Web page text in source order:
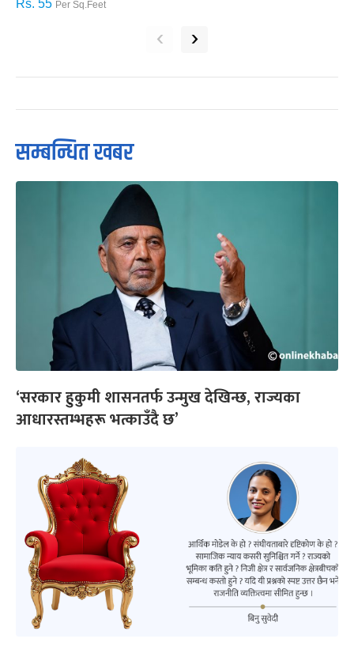
Rs. 55 Per Sq.Feet
‹ ›
सम्बन्धित खबर
‘सरकार हुकुमी शासनतर्फ उन्मुख देखिन्छ, राज्यका
आधारस्तम्भहरू भत्काउँदै छ’